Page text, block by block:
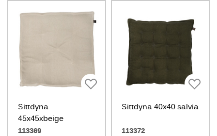
Sittdyna
45x45xbeige
113369
Sittdyna 40x40 salvia
113372